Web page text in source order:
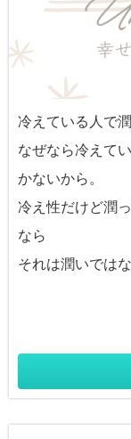
冷えている人で
なぜなら冷えて
かないから。
冷え性だけど潤
なら
それは潤いではな